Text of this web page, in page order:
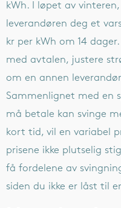
kWh. I løpet av
leverandøren deg et
kr per kWh om 14
med avtalen, justere
om en annen
Sammenlignet med en
må betale kan svinge
kort tid, vil en variabel
prisene ikke plutselig
få fordelene av
siden du ikke er låst til